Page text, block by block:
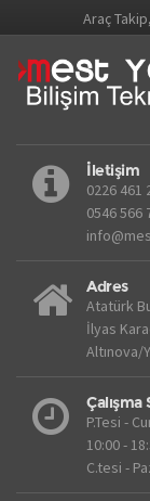
Araç
İletişim
0226 461
0546 566
Adres
Atatürk
İlyas
Altınova/
Çalışma
P.Tesi -
10:00 -
C.tesi -